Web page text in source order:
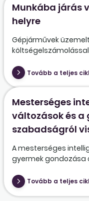
Munkába járás
helyre
Gépjárművek
Tovább a teljes
Mesterséges
változások és a
szabadságról
A mesterséges
gyermek gondozása
Tovább a teljes